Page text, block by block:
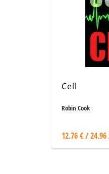
Cell
Robin Cook
12.76 € /